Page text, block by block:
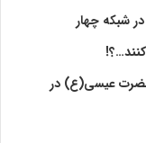
شبکه چهار
عیسی(ع) در